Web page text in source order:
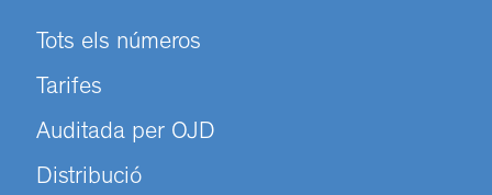
Tots els números
Tarifes
Auditada per OJD
Distribució